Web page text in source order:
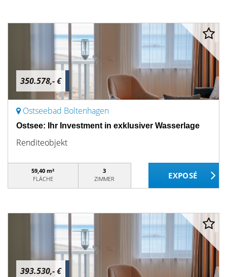
350.578,- €
Ostseebad Boltenhagen
Ostsee: Ihr Investment in exklusiver Wasserlage
Renditeobjekt
59,40 m²
FLÄCHE
3
ZIMMER
393.530,- €